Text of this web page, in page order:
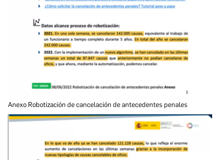
Anexo Robotización de cancelación de antecedentes penales